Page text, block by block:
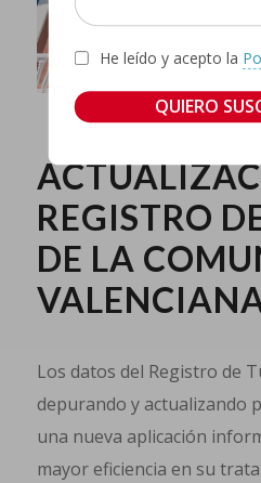
He leído y acepto la
REGISTRO
DE LA
Los datos del Registro de
depurando y actualizando
una nueva aplicación
mayor eficiencia en su